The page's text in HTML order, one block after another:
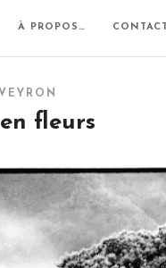
À PROPOS…
fleurs